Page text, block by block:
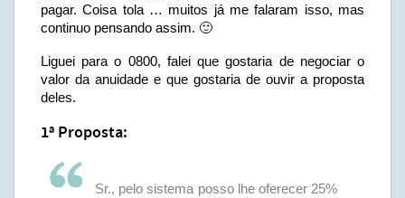
pagar. Coisa tola … muitos já me falaram isso, mas
continuo pensando assim. 🙂
Liguei para o 0800, falei que gostaria de negociar o
valor da anuidade e que gostaria de ouvir a proposta
deles.
1ª Proposta:
Sr., pelo sistema posso lhe oferecer 25%